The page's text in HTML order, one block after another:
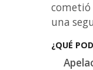
cometió
una
¿QUÉ